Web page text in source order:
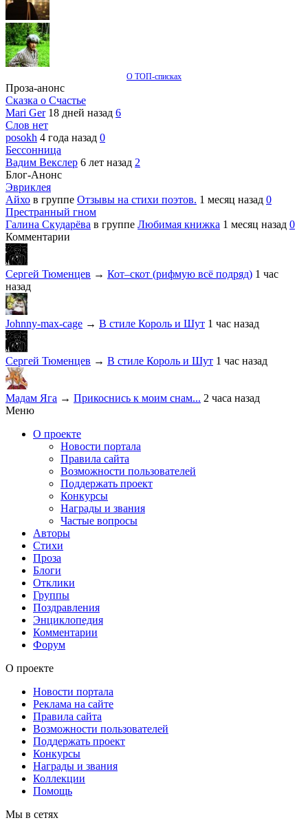
О ТОП-списках
Проза-анонс
Сказка о Счастье
Mari Ger 18 дней назад 6
Слов нет
posokh 4 года назад 0
Бессонница
Вадим Векслер 6 лет назад 2
Блог-Анонс
Эвриклея
Айхо в группе Отзывы на стихи поэтов. 1 месяц назад 0
Престранный гном
Галина Скударёва в группе Любимая книжка 1 месяц назад 0
Комментарии
Сергей Тюменцев → Кот–скот (рифмую всё подряд) 1 час
назад
Johnny-max-cage → В стиле Король и Шут 1 час назад
Сергей Тюменцев → В стиле Король и Шут 1 час назад
Мадам Яга → Прикоснись к моим снам... 2 часа назад
Меню
О проекте
Новости портала
Правила сайта
Возможности пользователей
Поддержать проект
Конкурсы
Награды и звания
Частые вопросы
Авторы
Стихи
Проза
Блоги
Отклики
Группы
Поздравления
Энциклопедия
Комментарии
Форум
О проекте
Новости портала
Реклама на сайте
Правила сайта
Возможности пользователей
Поддержать проект
Конкурсы
Награды и звания
Коллекции
Помощь
Мы в сетях